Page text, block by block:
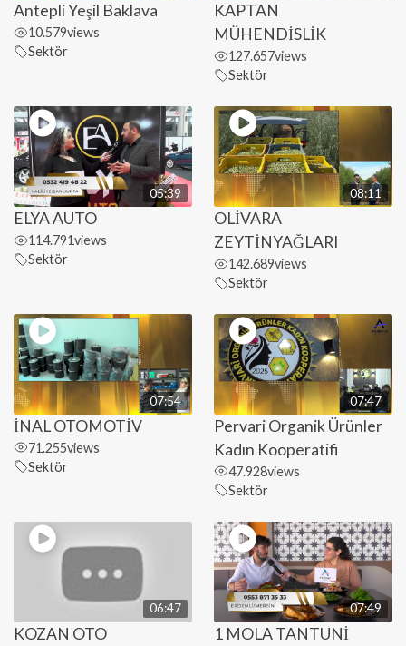
Antepli Yeşil Baklava
10.579views
Sektör
KAPTAN
MÜHENDİSLİK
127.657views
Sektör
05:39
ELYA AUTO
114.791views
Sektör
08:11
OLİVARA
ZEYTİNYAĞLARI
142.689views
Sektör
07:54
İNAL OTOMOTİV
71.255views
Sektör
07:47
Pervari Organik Ürünler
Kadın Kooperatifi
47.928views
Sektör
06:47
KOZAN OTO
07:49
1 MOLA TANTUNİ